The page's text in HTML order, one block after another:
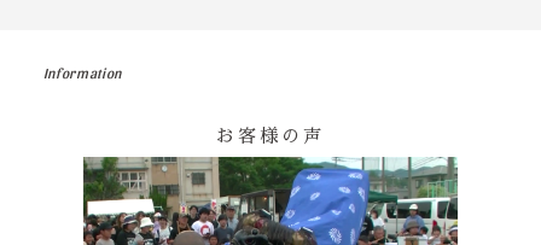
Information
お客様の声